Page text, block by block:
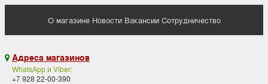
О магазине Новости Вакансии Сотрудничество
 Адреса магазинов
WhatsApp и Viber:
+7 928 22-00-390